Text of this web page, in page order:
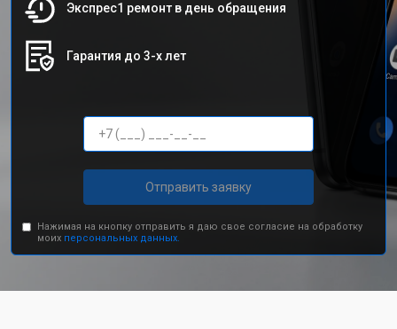
Экспрес1 ремонт в день обращения
Гарантия до 3-х лет
Отправить заявку
Нажимая на кнопку отправить я даю свое согласие на обработку
моих персональных данных.